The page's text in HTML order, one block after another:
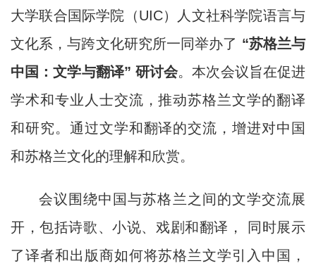
大学联合国际学院（UIC）人文社科学院语言与
文化系，与跨文化研究所一同举办了 “苏格兰与
中国：文学与翻译” 研讨会。本次会议旨在促进
学术和专业人士交流，推动苏格兰文学的翻译
和研究。通过文学和翻译的交流，增进对中国
和苏格兰文化的理解和欣赏。
会议围绕中国与苏格兰之间的文学交流展
开，包括诗歌、小说、戏剧和翻译， 同时展示
了译者和出版商如何将苏格兰文学引入中国，